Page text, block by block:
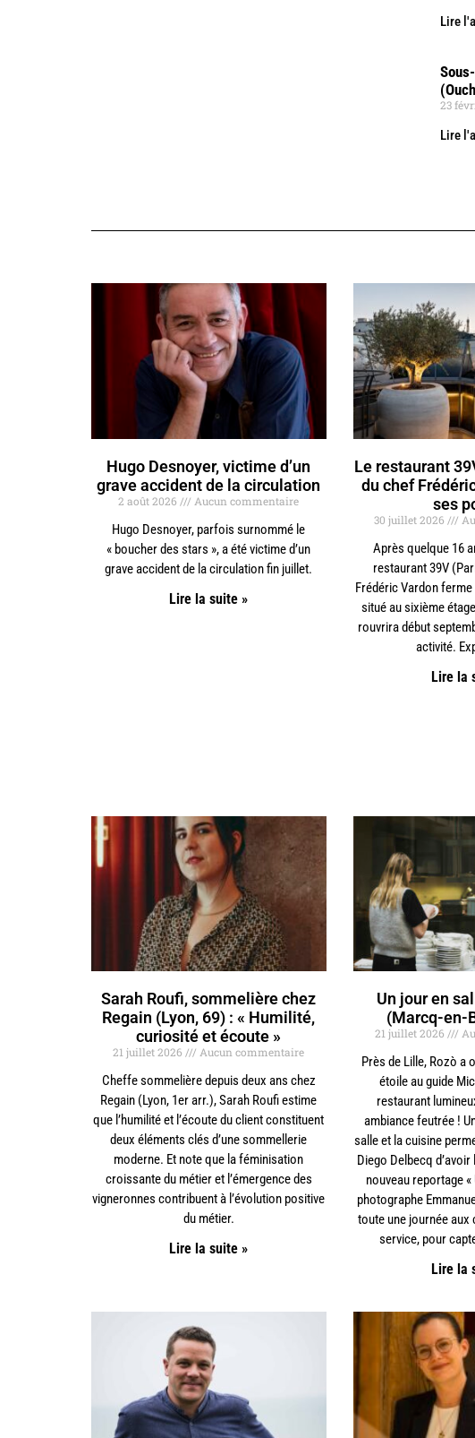
Lire
23
Lire
Hugo Desnoyer, victime d’un
grave accident de la circulation
2 août 2026 Aucun commentaire
Hugo Desnoyer, parfois surnommé le
« boucher des stars », a été victime d’un
grave accident de la circulation fin juillet.
Lire la suite »
Le restaurant
du chef
ses
30 juillet 2026
Après quelque 16
restaurant 39V
Frédéric Vardon
situé au sixième
rouvrira début
activité.
Lire la
Sarah Roufi, sommelière chez
Regain (Lyon, 69) : « Humilité,
curiosité et écoute »
21 juillet 2026 Aucun commentaire
Cheffe sommelière depuis deux ans chez
Regain (Lyon, 1er arr.), Sarah Roufi estime
que l’humilité et l’écoute du client constituent
deux éléments clés d’une sommellerie
moderne. Et note que la féminisation
croissante du métier et l’émergence des
vigneronnes contribuent à l’évolution positive
du métier.
Lire la suite »
Un jour en
(Marcq-en-
21 juillet 2026
Près de Lille, Rozò a
étoile au guide
restaurant
ambiance feutrée !
salle et la cuisine
Diego Delbecq
nouveau reportage «
photographe
toute une journée aux
service, pour
Lire la